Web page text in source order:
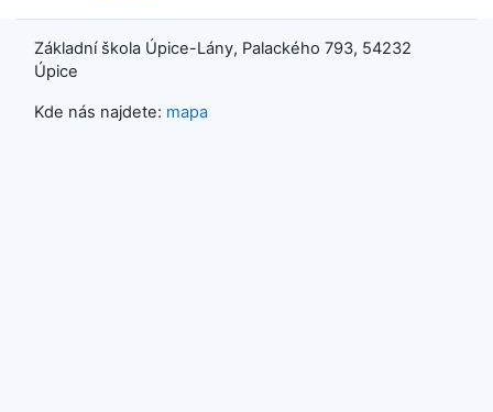
Základní škola Úpice-Lány, Palackého 793, 54232
Úpice
Kde nás najdete: mapa